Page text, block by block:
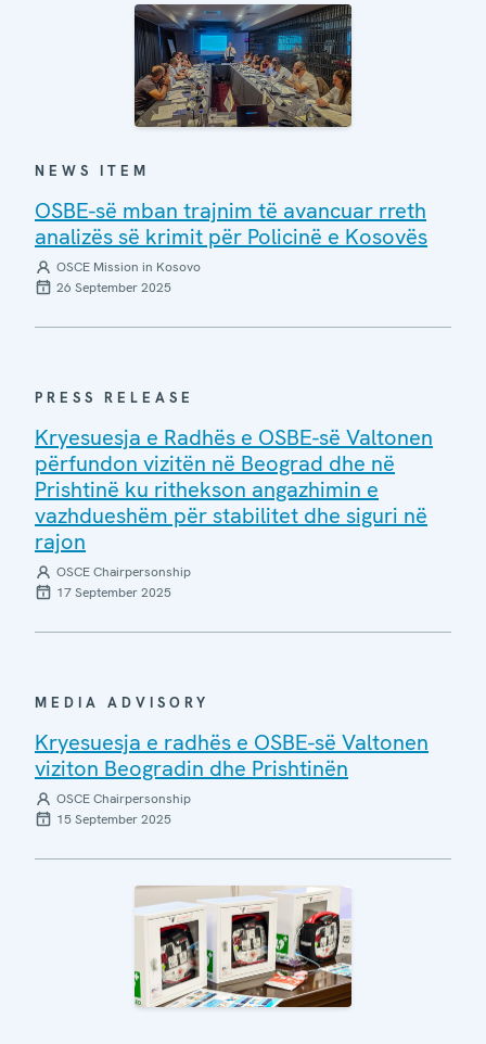
NEWS ITEM
OSBE-së mban trajnim të avancuar rreth
analizës së krimit për Policinë e Kosovës
OSCE Mission in Kosovo
26 September 2025
PRESS RELEASE
Kryesuesja e Radhës e OSBE-së Valtonen
përfundon vizitën në Beograd dhe në
Prishtinë ku rithekson angazhimin e
vazhdueshëm për stabilitet dhe siguri në
rajon
OSCE Chairpersonship
17 September 2025
MEDIA ADVISORY
Kryesuesja e radhës e OSBE-së Valtonen
viziton Beogradin dhe Prishtinën
OSCE Chairpersonship
15 September 2025